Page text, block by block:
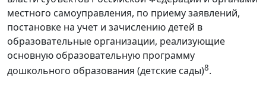
местного самоуправления, по приему заявлений,
постановке на учет и зачислению детей в
образовательные организации, реализующие
основную образовательную программу
дошкольного образования (детские сады)8.